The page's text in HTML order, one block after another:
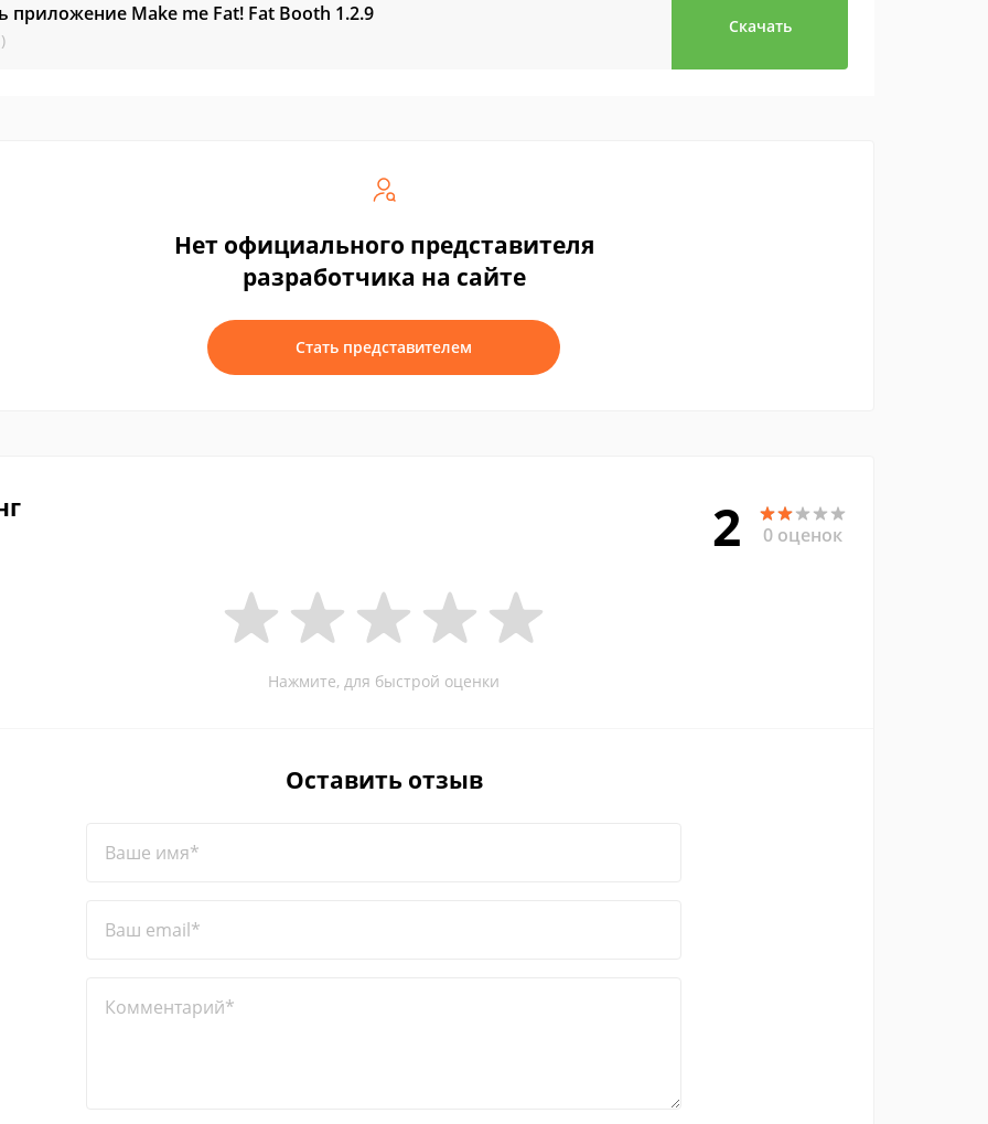
приложение Make me Fat! Fat Booth 1.2.9
Скачать
Нет официального представителя
разработчика на сайте
Стать представителем
2 0 оценок
Нажмите, для быстрой оценки
Оставить отзыв
Ваше имя*
Ваш email*
Комментарий*